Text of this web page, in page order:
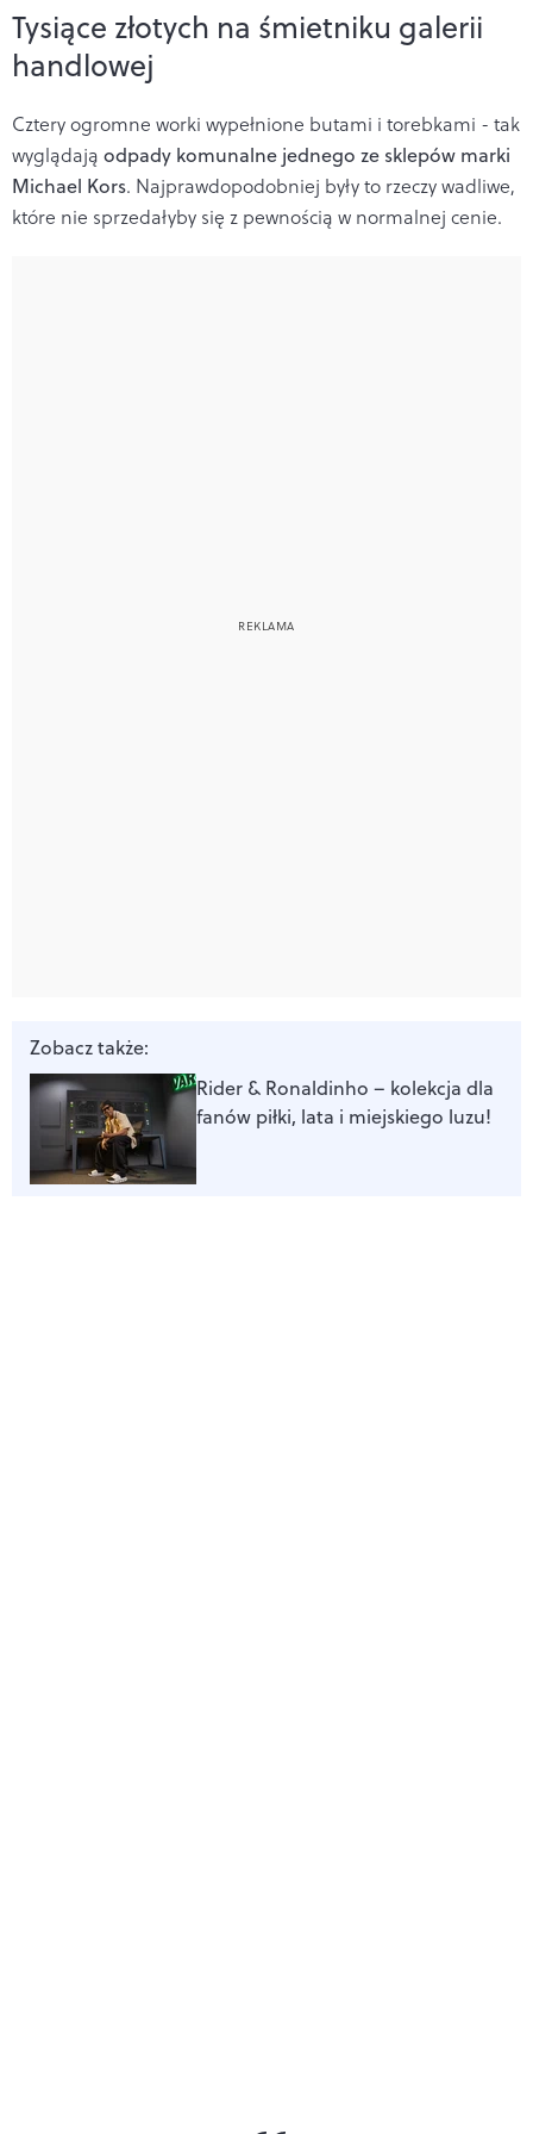
Tysiące złotych na śmietniku galerii
handlowej
Cztery ogromne worki wypełnione butami i torebkami - tak
wyglądają odpady komunalne jednego ze sklepów marki
Michael Kors. Najprawdopodobniej były to rzeczy wadliwe,
które nie sprzedałyby się z pewnością w normalnej cenie.
Zobacz także:
Rider & Ronaldinho – kolekcja dla
fanów piłki, lata i miejskiego luzu!